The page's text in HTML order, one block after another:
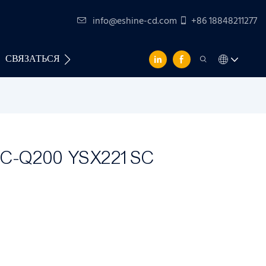
info@eshine-cd.com +86 18848211277
СВЯЗАТЬСЯ С НАМИ
Q200 YSX221SC